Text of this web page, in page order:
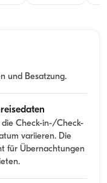
und Besatzung.
Check-in-/Check-
variieren. Die
für Übernachtungen